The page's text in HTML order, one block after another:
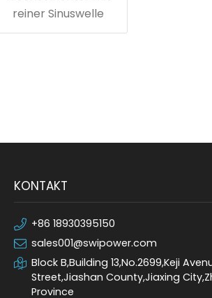
reiner Sinuswelle
KONTAKT
+86 18930395150
sales001@swipower.com
Block B,Building 13,No.2699,Keji
Street,Jiashan County,Jiaxing
Province